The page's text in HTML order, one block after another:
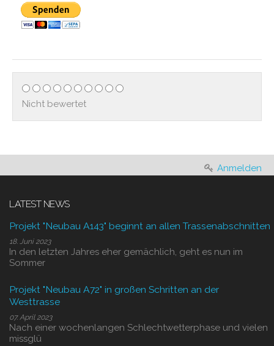
Nicht bewertet
Anmelden
LATEST NEWS
Projekt "Neubau A143" beginnt an allen Trassenabschnitten
18. Juni 2023
In den letzten Jahres eher gemächlich, geht es nun im
Sommer
Projekt "Neubau A72" in großen Schritten an der
Westtrasse
07. April 2023
Nach einer wochenlangen Schlechtwetterphase und vielen
missglü